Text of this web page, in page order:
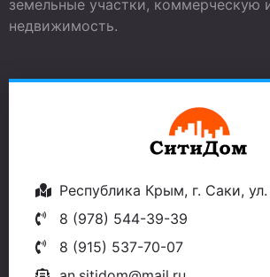
земельные участки, коммерческую
недвижимость.
Республика Крым, г. Саки,
8 (978) 544-39-39
8 (915) 537-70-07